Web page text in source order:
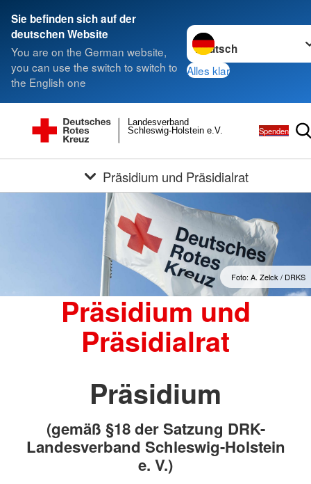
Sie befinden sich auf der
deutschen Website
You are on the German website,
you can use the switch to switch to
the English one
Sprache wechseln zu
Alles klar
Schleswig-Holstein e.V.
Landesverband
Spenden
Präsidium und Präsidialrat
Foto: A. Zelck / DRKS
Präsidium und
Präsidialrat
Präsidium
(gemäß §18 der Satzung DRK-
Landesverband Schleswig-Holstein
e. V.)